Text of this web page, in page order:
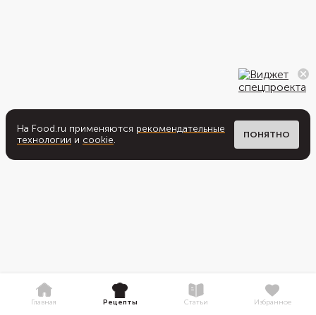
На Food.ru применяются рекомендательные
технологии и cookie. ПОНЯТНО
Главная Рецепты Статьи Избранное